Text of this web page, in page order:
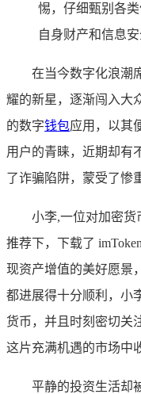
惕，仔细甄别各
自身财产和信息安
在当今数字化浪潮
耀的新星，逐渐闯入大
的数字钱包应用，以其
用户的青睐，近期却有
了诈骗陷阱，蒙受了惨
小李,一位对加密货
推荐下，下载了 imToken
现资产增值的美好愿景
都进展得十分顺利，小
货币，并且时刻密切关
这片充满机遇的市场中
平静的投资生活却